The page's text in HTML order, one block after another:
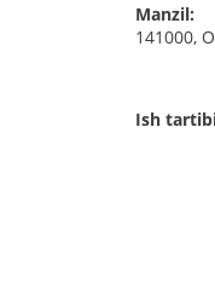
Manzil:
141000,
Ish